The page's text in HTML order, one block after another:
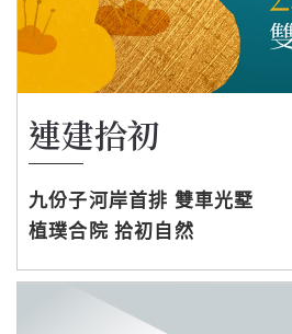
連建拾初
九份子河岸首排 雙車光墅
植璞合院 拾初自然